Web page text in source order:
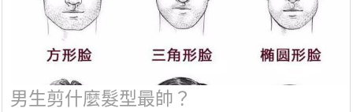
男生剪什麼髮型最帥？